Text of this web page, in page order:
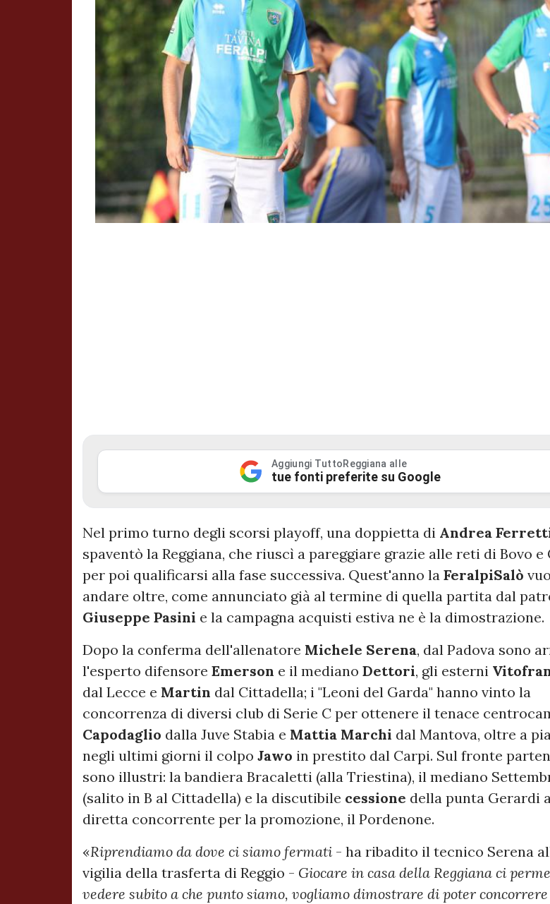
Aggiungi TuttoReggiana alle
tue fonti preferite su Google
Nel primo turno degli scorsi playoff, una doppietta di Andrea
spaventò la Reggiana, che riuscì a pareggiare grazie alle reti di Bovo
per poi qualificarsi alla fase successiva. Quest'anno la FeralpiSalò
andare oltre, come annunciato già al termine di quella partita dal
Giuseppe Pasini e la campagna acquisti estiva ne è la dimostrazione.
Dopo la conferma dell'allenatore Michele Serena, dal Padova sono
l'esperto difensore Emerson e il mediano Dettori, gli esterni
dal Lecce e Martin dal Cittadella; i "Leoni del Garda" hanno vinto la
concorrenza di diversi club di Serie C per ottenere il tenace
Capodaglio dalla Juve Stabia e Mattia Marchi dal Mantova, oltre a
negli ultimi giorni il colpo Jawo in prestito dal Carpi. Sul fronte
sono illustri: la bandiera Bracaletti (alla Triestina), il mediano
(salito in B al Cittadella) e la discutibile cessione della punta Gerardi
diretta concorrente per la promozione, il Pordenone.
«Riprendiamo da dove ci siamo fermati - ha ribadito il tecnico Serena
vigilia della trasferta di Reggio - Giocare in casa della Reggiana ci
vedere subito a che punto siamo, vogliamo dimostrare di poter concorrere